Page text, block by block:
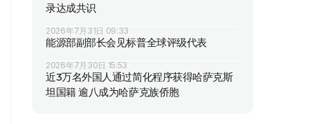
录达成共识
2026年7月31日 09:33
能源部副部长会见标普全球评级代表
2026年7月30日 15:53
近3万名外国人通过简化程序获得哈萨克斯
坦国籍 逾八成为哈萨克族侨胞